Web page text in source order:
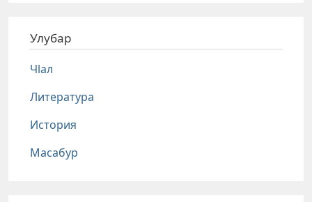
Улубар
Чlал
Литература
История
Масабур